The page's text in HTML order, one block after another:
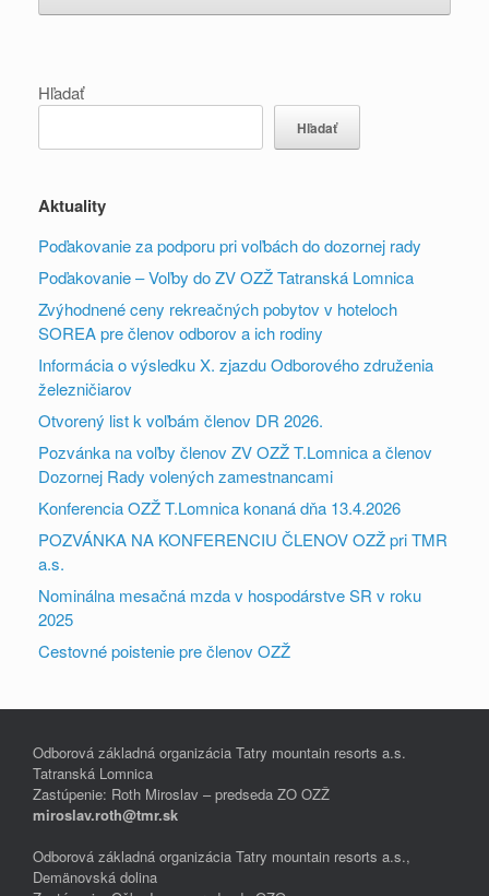
Hľadať
Hľadať
Aktuality
Poďakovanie za podporu pri voľbách do dozornej rady
Poďakovanie – Voľby do ZV OZŽ Tatranská Lomnica
Zvýhodnené ceny rekreačných pobytov v hoteloch
SOREA pre členov odborov a ich rodiny
Informácia o výsledku X. zjazdu Odborového združenia
železničiarov
Otvorený list k voľbám členov DR 2026.
Pozvánka na voľby členov ZV OZŽ T.Lomnica a členov
Dozornej Rady volených zamestnancami
Konferencia OZŽ T.Lomnica konaná dňa 13.4.2026
POZVÁNKA NA KONFERENCIU ČLENOV OZŽ pri TMR
a.s.
Nominálna mesačná mzda v hospodárstve SR v roku
2025
Cestovné poistenie pre členov OZŽ
Odborová základná organizácia Tatry mountain resorts a.s.
Tatranská Lomnica
Zastúpenie: Roth Miroslav – predseda ZO OZŽ
miroslav.roth@tmr.sk
Odborová základná organizácia Tatry mountain resorts a.s.,
Demänovská dolina